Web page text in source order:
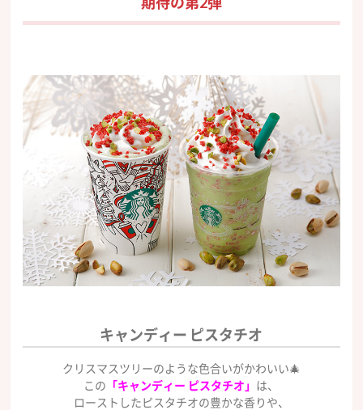
キャンディー ピスタチオ
クリスマスツリーのような色合いがかわいい🎄
この 「キャンディー ピスタチオ」 は、
ローストしたピスタチオの豊かな香りや、